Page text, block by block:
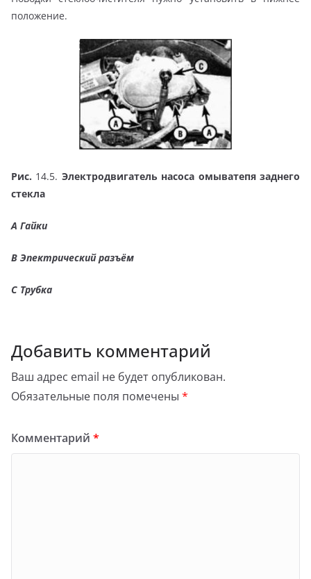
положение.
Рис. 14.5. Электродвигатель насоса омыватепя заднего
стекла
А Гайки
В Эпектрический разъём
С Трубка
Добавить комментарий
Ваш адрес email не будет опубликован.
Обязательные поля помечены *
Комментарий *